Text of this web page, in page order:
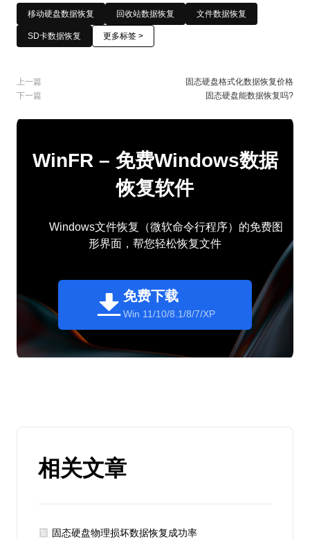
移动硬盘数据恢复 回收站数据恢复 文件数据恢复
SD卡数据恢复 更多标签 >
上一篇
固态硬盘格式化数据恢复价格
下一篇
固态硬盘能数据恢复吗?
WinFR – 免费Windows数据
恢复软件
Windows文件恢复（微软命令行程序）的免费图
形界面，帮您轻松恢复文件
免费下载
Win 11/10/8.1/8/7/XP
相关文章
固态硬盘物理损坏数据恢复成功率